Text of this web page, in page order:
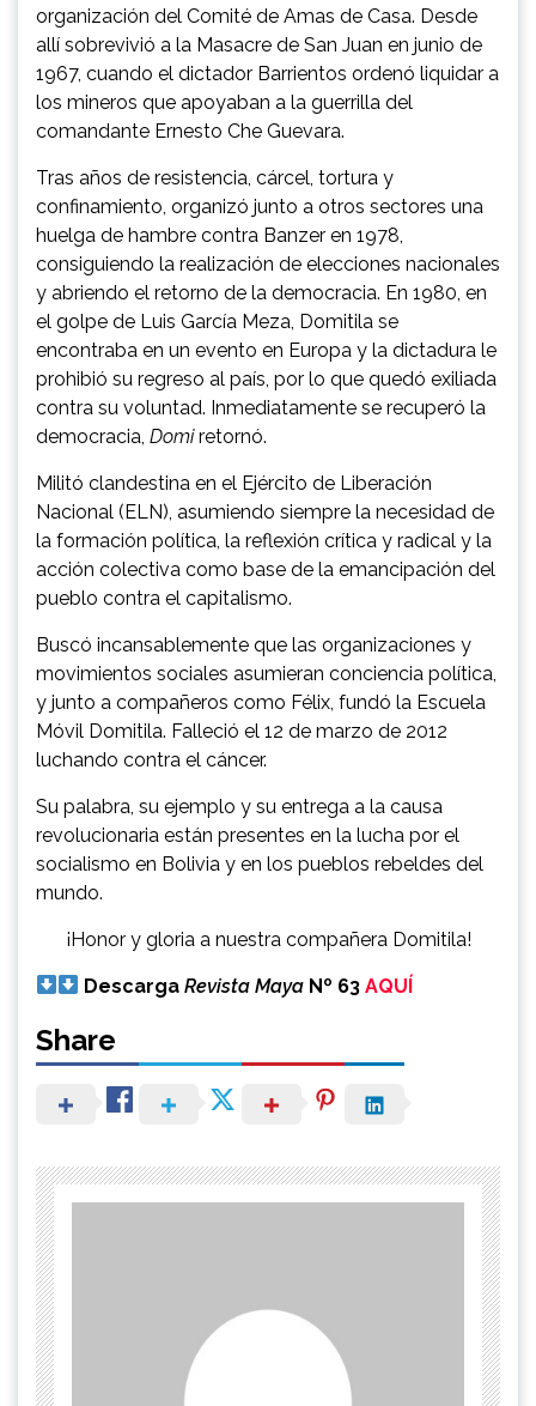
organización del Comité de Amas de Casa. Desde
allí sobrevivió a la Masacre de San Juan en junio de
1967, cuando el dictador Barrientos ordenó liquidar a
los mineros que apoyaban a la guerrilla del
comandante Ernesto Che Guevara.
Tras años de resistencia, cárcel, tortura y
confinamiento, organizó junto a otros sectores una
huelga de hambre contra Banzer en 1978,
consiguiendo la realización de elecciones nacionales
y abriendo el retorno de la democracia. En 1980, en
el golpe de Luis García Meza, Domitila se
encontraba en un evento en Europa y la dictadura le
prohibió su regreso al país, por lo que quedó exiliada
contra su voluntad. Inmediatamente se recuperó la
democracia, Domiretornó.
Militó clandestina en el Ejército de Liberación
Nacional (ELN), asumiendo siempre la necesidad de
la formación política, la reflexión crítica y radical y la
acción colectiva como base de la emancipación del
pueblo contra el capitalismo.
Buscó incansablemente que las organizaciones y
movimientos sociales asumieran conciencia política,
y junto a compañeros como Félix, fundó la Escuela
Móvil Domitila. Falleció el 12 de marzo de 2012
luchando contra el cáncer.
Su palabra, su ejemplo y su entrega a la causa
revolucionaria están presentes en la lucha por el
socialismo en Bolivia y en los pueblos rebeldes del
mundo.
¡Honor y gloria a nuestra compañera Domitila!
DescargaRevista Maya Nº 63AQUÍ
Share